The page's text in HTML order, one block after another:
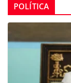
POLÍTICA